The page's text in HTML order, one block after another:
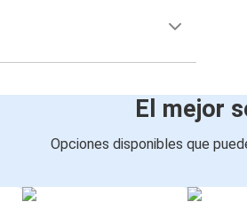
El mejor
Opciones disponibles que